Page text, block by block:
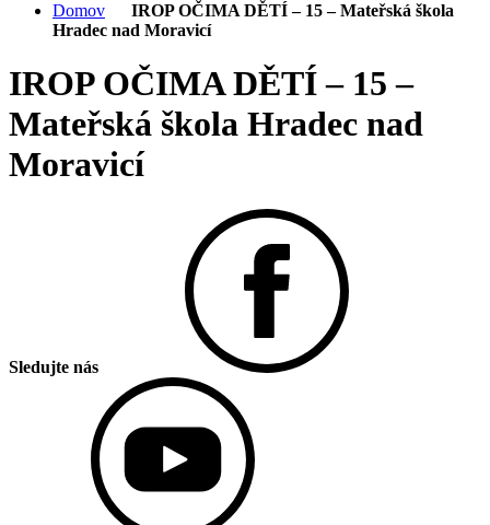
Domov
IROP OČIMA DĚTÍ – 15 – Mateřská škola
Hradec nad Moravicí
IROP OČIMA DĚTÍ – 15 –
Mateřská škola Hradec nad
Moravicí
Sledujte nás